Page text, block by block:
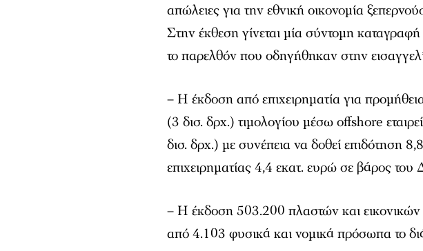
απώλειες για την εθνική οικονομία
Στην έκθεση γίνεται μία σύντομη
το παρελθόν που οδηγήθηκαν στην
– Η έκδοση από επιχειρηματία για
(3 δισ. δρχ.) τιμολογίου μέσω offshore
δισ. δρχ.) με συνέπεια να δοθεί επιδότηση
επιχειρηματίας 4,4 εκατ. ευρώ σε βάρος του
– Η έκδοση 503.200 πλαστών και
από 4.103 φυσικά και νομικά πρόσωπα το